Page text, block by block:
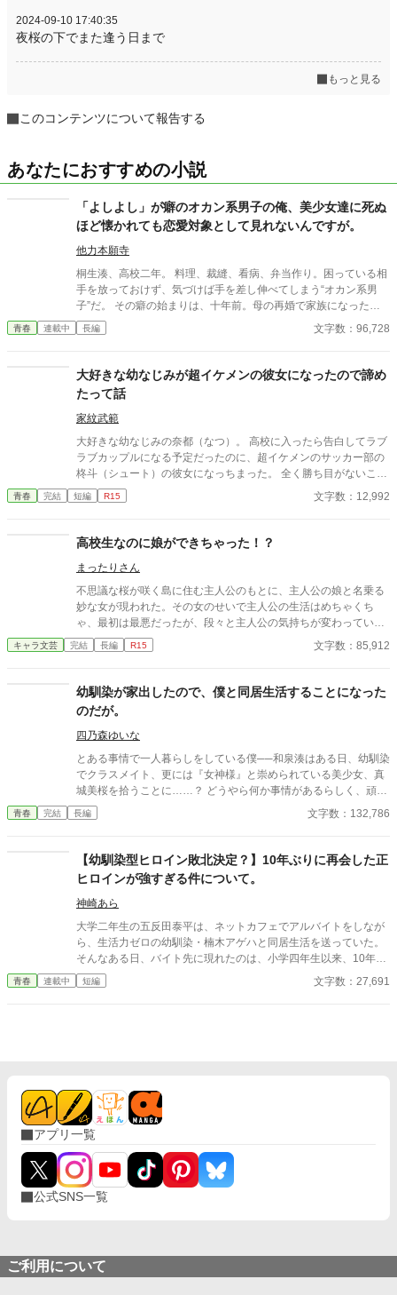
2024-09-10 17:40:35
夜桜の下でまた逢う日まで
もっと見る
このコンテンツについて報告する
あなたにおすすめの小説
「よしよし」が癖のオカン系男子の俺、美少女達に死ぬ
ほど懐かれても恋愛対象として見れないんですが。
他力本願寺
桐生湊、高校二年。 料理、裁縫、看病、弁当作り。困っている相
手を放っておけず、気づけば手を差し伸べてしまう“オカン系男
子”だ。 その癖の始まりは、十年前。母の再婚で家族になった義
妹・ひなたを、兄として守ると決めた日からだった。泣き虫だっ
た小さな妹をあやし、食べさせ、眠らせるうちに、湊の中で「世
―湊は女の子を恋愛対象として見ることができない。 誰に優しく
しても、それは全部「保護」で止まってしまう。 高二の春。 迷い
やすく人混みに弱い同級生、感情を出せず孤立した転校生、対面
では話せない人気ASMR配信者、失敗ばかりの陽キャ、そして“完
璧”を演じ続ける幼馴染の生徒会長。 湊の優しさに触れた五人
は、少しずつ彼に懐き、甘え、恋をしていく。 でも湊は気づかな
い。 頭を撫で、弁当を作り、熱を測り、「えらいな」と笑うた
び、彼女たちがどれだけ傷ついているのかを。 そして、その優し
さの原点を知る義妹・ひなただけは、わかってしまう。 あの人の
女たち。 家族と恋の境界がゆっくり壊れていく、保護者失格系ラ
ブコメ。
青春 連載中 長編 文字数：96,728
大好きな幼なじみが超イケメンの彼女になったので諦め
たって話
家紋武範
大好きな幼なじみの奈都（なつ）。 高校に入ったら告白してラブ
ラブカップルになる予定だったのに、超イケメンのサッカー部の
柊斗（シュート）の彼女になっちまった。 全く勝ち目がないこの
恋。 潔く諦めることにした。
青春 完結 短編 R15 文字数：12,992
高校生なのに娘ができちゃった！？
まったりさん
不思議な桜が咲く島に住む主人公のもとに、主人公の娘と名乗る
妙な女が現われた。その女のせいで主人公の生活はめちゃくち
ゃ、最初は最悪だったが、段々と主人公の気持ちが変わっていっ
て…！？ そうして、紅葉が桜に変わる頃、物語の幕は閉じる。
キャラ文芸 完結 長編 R15 文字数：85,912
幼馴染が家出したので、僕と同居生活することになった
のだが。
四乃森ゆいな
とある事情で一人暮らしをしている僕──和泉湊はある日、幼馴染
でクラスメイト、更には『女神様』と崇められている美少女、真
城美桜を拾うことに……？ どうやら何か事情があるらしく、頑な
に喋ろうとしない美桜。普段は無愛想で、人との距離感が異常に
遠い彼女だが、何故か僕にだけは世話焼きになり……挙句には、
からない同棲宣言をされてしまう。 とりあえず同居するという形
で、居候することになった美桜は、家事から僕の宿題を見たり
と、高校生らしい生活をしていくこととなる。 中学生の頃から疎
遠気味だったために、空いていた互いの時間が徐々に埋まってい
き、お互いに知らない自分を曝け出していく中──女神様は何でも
ない『日常』を、僕の隣で歩んでいく。 無愛想だけど僕にだけ本
性をみせる女神様 × ワケあり陰キャぼっちの幼馴染が送る、半同
棲な同居生活ラブコメ。
青春 完結 長編 文字数：132,786
【幼馴染型ヒロイン敗北決定？】10年ぶりに再会した正
ヒロインが強すぎる件について。
神崎あら
大学二年生の五反田泰平は、ネットカフェでアルバイトをしなが
ら、生活力ゼロの幼馴染・楠木アゲハと同居生活を送っていた。
そんなある日、バイト先に現れたのは、小学四年生以来、10年ぶ
りに再会する初恋の相手――木下琴葉。 大人になった琴葉は、誰
もが振り返るほどの美少女へと成長していた。 「せっかくだし、
更新予定。 ※あらすじと表紙にAIを使用しております。
青春 連載中 短編 文字数：27,691
アプリ一覧
公式SNS一覧
ご利用について